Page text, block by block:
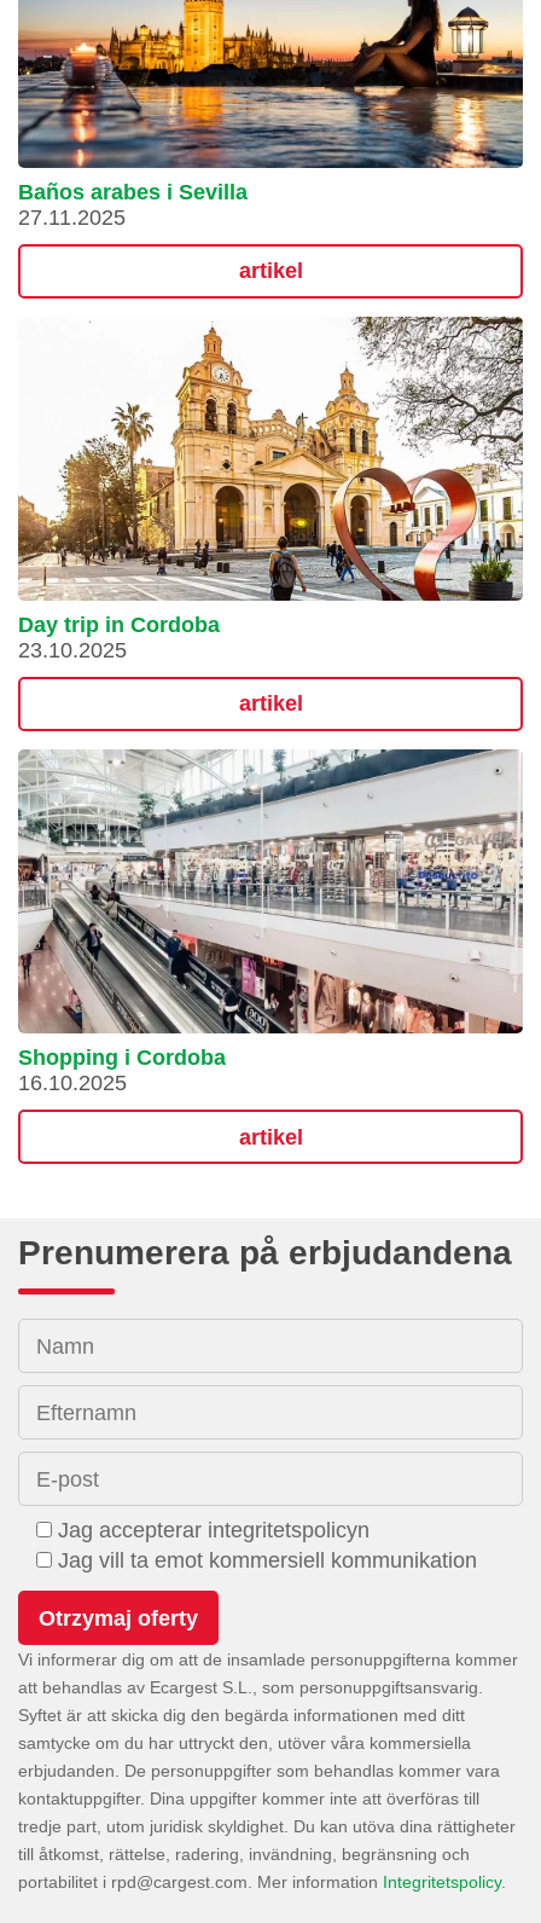
Baños arabes i Sevilla
27.11.2025
artikel
Day trip in Cordoba
23.10.2025
artikel
Shopping i Cordoba
16.10.2025
artikel
Prenumerera på erbjudandena
Namn
Efternamn
E-post
Jag accepterar integritetspolicyn
Jag vill ta emot kommersiell kommunikation
Vi informerar dig om att de insamlade personuppgifterna kommer
att behandlas av Ecargest S.L., som personuppgiftsansvarig.
Syftet är att skicka dig den begärda informationen med ditt
samtycke om du har uttryckt den, utöver våra kommersiella
erbjudanden. De personuppgifter som behandlas kommer vara
kontaktuppgifter. Dina uppgifter kommer inte att överföras till
tredje part, utom juridisk skyldighet. Du kan utöva dina rättigheter
till åtkomst, rättelse, radering, invändning, begränsning och
portabilitet i
. Mer information Integritetspolicy.